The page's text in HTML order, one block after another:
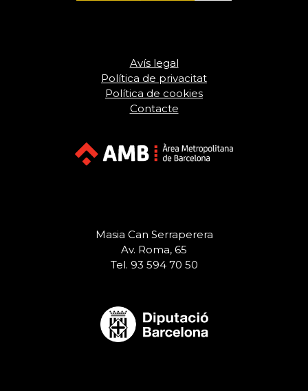
Avís legal
Política de privacitat
Política de cookies
Contacte
Masia Can Serraperera
Av. Roma, 65
Tel. 93 594 70 50